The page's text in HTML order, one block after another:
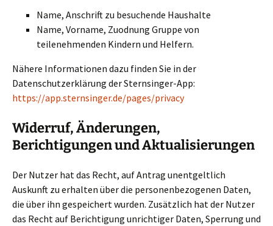
Name, Anschrift zu besuchende Haushalte
Name, Vorname, Zuodnung Gruppe von
teilenehmenden Kindern und Helfern.
Nähere Informationen dazu finden Sie in der
Datenschutzerklärung der Sternsinger-App:
https://app.sternsinger.de/pages/privacy
Widerruf, Änderungen,
Berichtigungen und Aktualisierungen
Der Nutzer hat das Recht, auf Antrag unentgeltlich
Auskunft zu erhalten über die personenbezogenen Daten,
die über ihn gespeichert wurden. Zusätzlich hat der Nutzer
das Recht auf Berichtigung unrichtiger Daten, Sperrung und